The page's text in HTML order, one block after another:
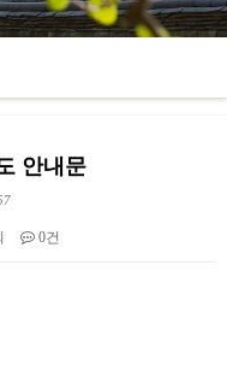
안내문
0건